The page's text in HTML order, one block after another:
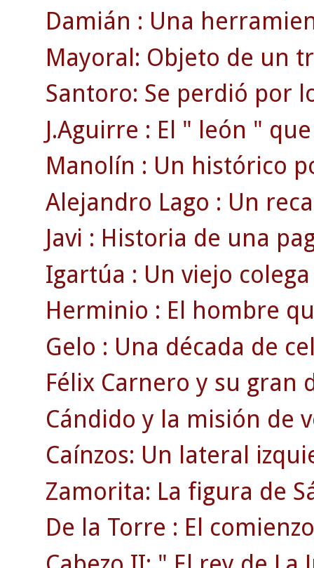
Damián : Una
Mayoral: Objeto de un
Santoro: Se perdió por
J.Aguirre : El " león "
Manolín : Un histórico
Alejandro Lago : Un
Javi : Historia de una
Igartúa : Un viejo
Herminio : El hombre
Gelo : Una década de
Félix Carnero y su gran
Cándido y la misión de
Caínzos: Un lateral
Zamorita: La figura de
De la Torre : El